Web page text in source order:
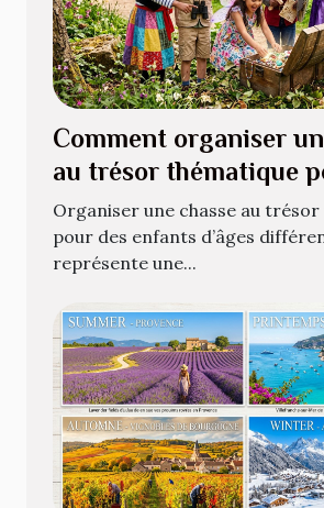
Comment organiser
au trésor thématique
enfants de différents
Organiser une chasse au
pour des enfants d’âges
représente une...